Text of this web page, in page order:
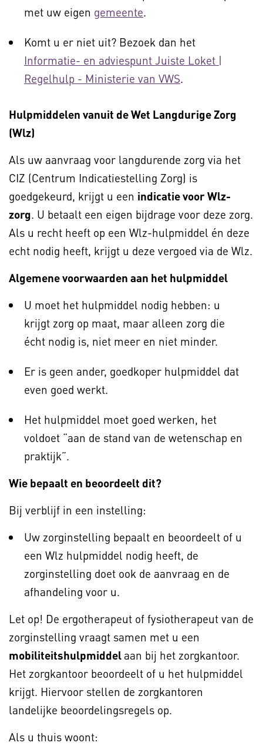
met uw eigen gemeente.
Komt u er niet uit? Bezoek dan het
Informatie- en adviespunt Juiste Loket |
Regelhulp - Ministerie van VWS.
Hulpmiddelen vanuit de Wet Langdurige Zorg
(Wlz)
Als uw aanvraag voor langdurende zorg via het
CIZ (Centrum Indicatiestelling Zorg) is
goedgekeurd, krijgt u een indicatie voor Wlz-
zorg. U betaalt een eigen bijdrage voor deze zorg.
Als u recht heeft op een Wlz-hulpmiddel én deze
echt nodig heeft, krijgt u deze vergoed via de Wlz.
Algemene voorwaarden aan het hulpmiddel
U moet het hulpmiddel nodig hebben: u
krijgt zorg op maat, maar alleen zorg die
écht nodig is, niet meer en niet minder.
Er is geen ander, goedkoper hulpmiddel dat
even goed werkt.
Het hulpmiddel moet goed werken, het
voldoet “aan de stand van de wetenschap en
praktijk”.
Wie bepaalt en beoordeelt dit?
Bij verblijf in een instelling:
Uw zorginstelling bepaalt en beoordeelt of u
een Wlz hulpmiddel nodig heeft, de
zorginstelling doet ook de aanvraag en de
afhandeling voor u.
Let op! De ergotherapeut of fysiotherapeut van de
zorginstelling vraagt samen met u een
mobiliteitshulpmiddel aan bij het zorgkantoor.
Het zorgkantoor beoordeelt of u het hulpmiddel
krijgt. Hiervoor stellen de zorgkantoren
landelijke beoordelingsregels op.
Als u thuis woont: